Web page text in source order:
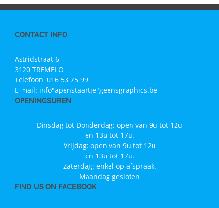
CONTACT INFO
Astridstraat 6
3120 TREMELO
Telefoon: 016 53 75 99
E-mail: info"apenstaartje"geensgraphics.be
OPENINGSUREN
Dinsdag tot Donderdag: open van 9u tot 12u
en 13u tot 17u.
Vrijdag: open van 9u tot 12u
en 13u tot 17u.
Zaterdag: enkel op afspraak.
Maandag gesloten
FIND US ON FACEBOOK